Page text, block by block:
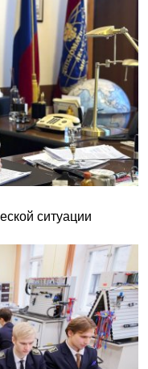
ситуации